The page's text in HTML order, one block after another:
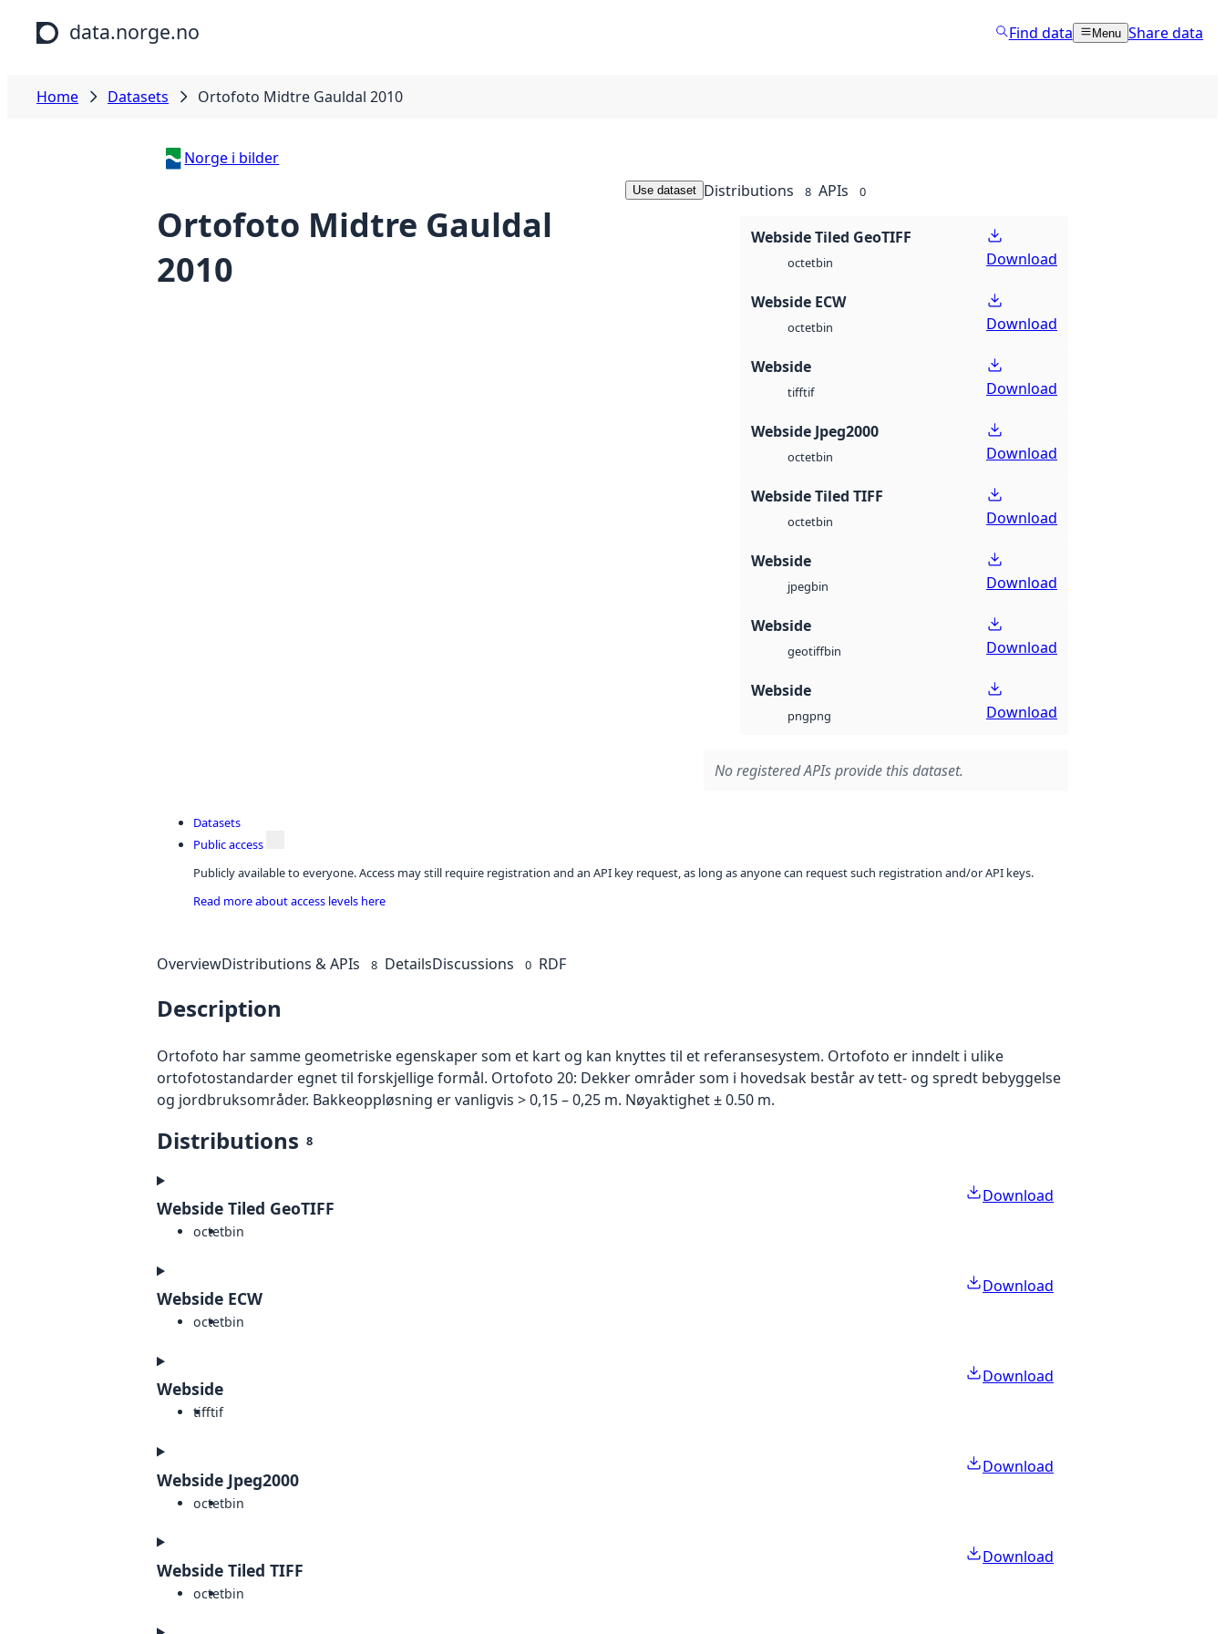
Skip to main content
data.norge.no Find data Menu Share data
Home Datasets Ortofoto Midtre Gauldal 2010
Norge i bilder
Ortofoto Midtre Gauldal
2010
Use dataset Distributions 8 APIs 0
Webside Tiled GeoTIFF
octetbin Download
Webside ECW
octetbin Download
Webside
tifftif Download
Webside Jpeg2000
octetbin Download
Webside Tiled TIFF
octetbin Download
Webside
jpegbin Download
Webside
geotiffbin Download
Webside
pngpng Download
No registered APIs provide this dataset.
Datasets
Public access
Publicly available to everyone. Access may still require registration and an API key request, as long as anyone can request such registration and/or API keys.
Read more about access levels here
OverviewDistributions & APIs 8 DetailsDiscussions 0 RDF
Description
Ortofoto har samme geometriske egenskaper som et kart og kan knyttes til et referansesystem. Ortofoto er inndelt i ulike
ortofotostandarder egnet til forskjellige formål. Ortofoto 20: Dekker områder som i hovedsak består av tett- og spredt bebyggelse
og jordbruksområder. Bakkeoppløsning er vanligvis > 0,15 – 0,25 m. Nøyaktighet ± 0.50 m.
Distributions 8
Webside Tiled GeoTIFF
octetbin
Download
Webside ECW
octetbin
Download
Webside
tifftif
Download
Webside Jpeg2000
octetbin
Download
Webside Tiled TIFF
octetbin
Download